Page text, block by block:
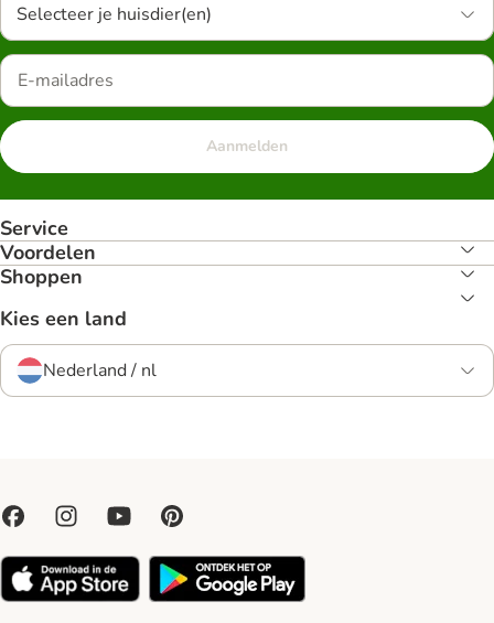
Selecteer je huisdier(en)
Aanmelden
Service
Voordelen
Shoppen
Kies een land
Nederland / nl